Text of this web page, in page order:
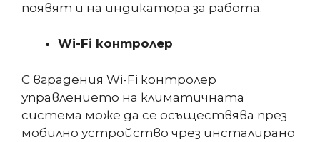
появят и на индикатора за работа.
Wi-Fi контролер
С вградения Wi-Fi контролер
управлението на климатичната
система може да се осъществява през
мобилно устройство чрез инсталирано